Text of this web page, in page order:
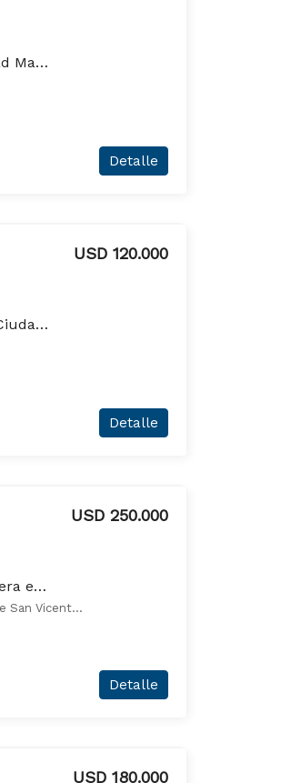
Casa en venta de 4 ambientes en Ciudad Madero
Detalle
Muy bonita casa en Barrio El Pampero Ciudad Evita
USD 120.000
Detalle
Casa en venta de 4 dormitorios c/ cochera en Fincas de San Vicente
USD 250.000
Avenida Juan Pablo II 1599 san vicente, Fincas de San Vicente, San Vicente
Detalle
USD 180.000